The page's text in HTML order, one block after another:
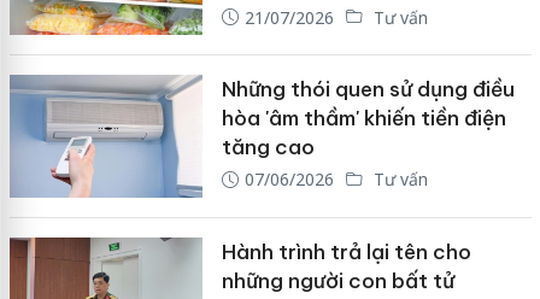
21/07/2026 Tư vấn
Những thói quen sử dụng điều
hòa 'âm thầm' khiến tiền điện
tăng cao
07/06/2026 Tư vấn
Hành trình trả lại tên cho
những người con bất tử